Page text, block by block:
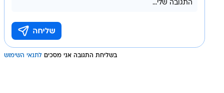
בשליחת התגובה אני מסכים לתנאי השימוש